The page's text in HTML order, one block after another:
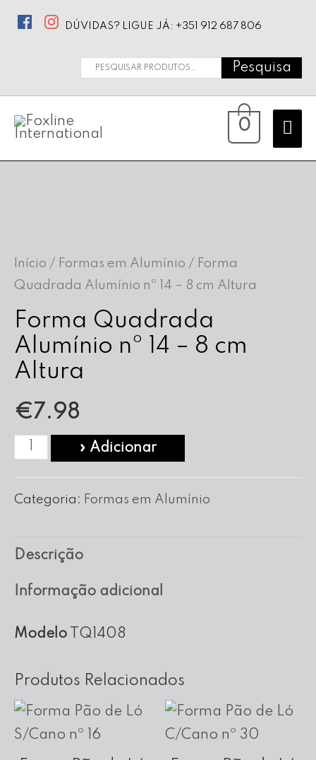
DÚVIDAS? LIGUE JÁ: +351 912 687 806
Pesquisar
Pesquisa
0
Início / Formas em Alumínio / Forma
Quadrada Alumínio nº 14 – 8 cm Altura
Forma Quadrada
Alumínio nº 14 – 8 cm
Altura
€7.98
Quantidade
Forma
nº
14
8
Altura
» Adicionar
Categoria: Formas em Alumínio
Descrição
Informação adicional
Modelo TQ1408
Produtos Relacionados